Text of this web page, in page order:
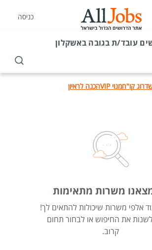
כניסה
עובד/ת בגובה באשקלון
קו"חמנוי VIP הכנה לראיון
משרות מתאימות
אלפי משרות שיכולות להתאים לך!
את החיפוש או לבחור תחום
קרוב.